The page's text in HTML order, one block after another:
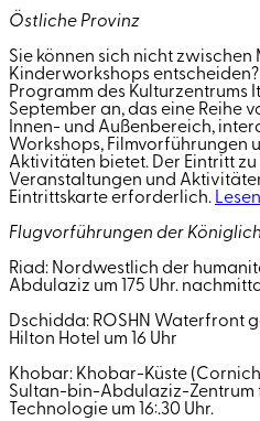
Östliche Provinz
Sie können sich nicht zwischen
Kinderworkshops
Programm des Kulturzentrums
September an, das eine Reihe
Innen- und Außenbereich,
Workshops, Filmvorführungen
Aktivitäten bietet. Der Eintritt
Veranstaltungen und
Eintrittskarte erforderlich.
Flugvorführungen der
Riad: Nordwestlich der
Abdulaziz um 175 Uhr.
Dschidda: ROSHN Waterfront
Hilton Hotel um 16 Uhr
Khobar: Khobar-Küste
Sultan-bin-Abdulaziz-Zentrum
Technologie um 16:.30 Uhr.